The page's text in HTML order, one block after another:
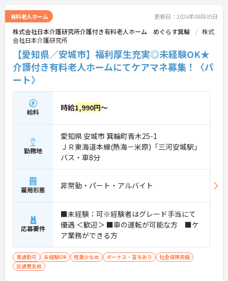
す。
＜チームで連携しながらのお仕事＞一人ひとりが主
体性をもって働くことを大切にしながらも、苦手分
野は互いで補い合うなど、チームとしてしっかりと
連携を取りながら日々の業務に努められています。
ご興味のある方には、面接対策ポイント等、さらに
詳細をお話ししますのでお気軽にご相談ください！
有料老人ホーム 更新日：2026年08月05日
株式会社日本介護研究所介護付き有料老人ホーム めぐらす箕輪
株式
会社日本介護研究所
【愛知県／安城市】福利厚生充実◎未経験OK★
介護付き有料老人ホームにてケアマネ募集！〈パ
ート〉
給料 時給1,990円～
勤務地
愛知県 安城市 箕輪町青木25-1
ＪＲ東海道本線(熱海－米原)「三河安城駅」
バス・車8分
雇用形態 非常勤・パート・アルバイト
応募要件
■未経験：可※経験者はグレード手当にて
優遇 ＜歓迎＞ ■車の運転が可能な方 ■ケ
ア業務ができる方
車通勤可 未経験OK 残業少なめ ボーナス・賞与あり
社会保険完備
交通費支給